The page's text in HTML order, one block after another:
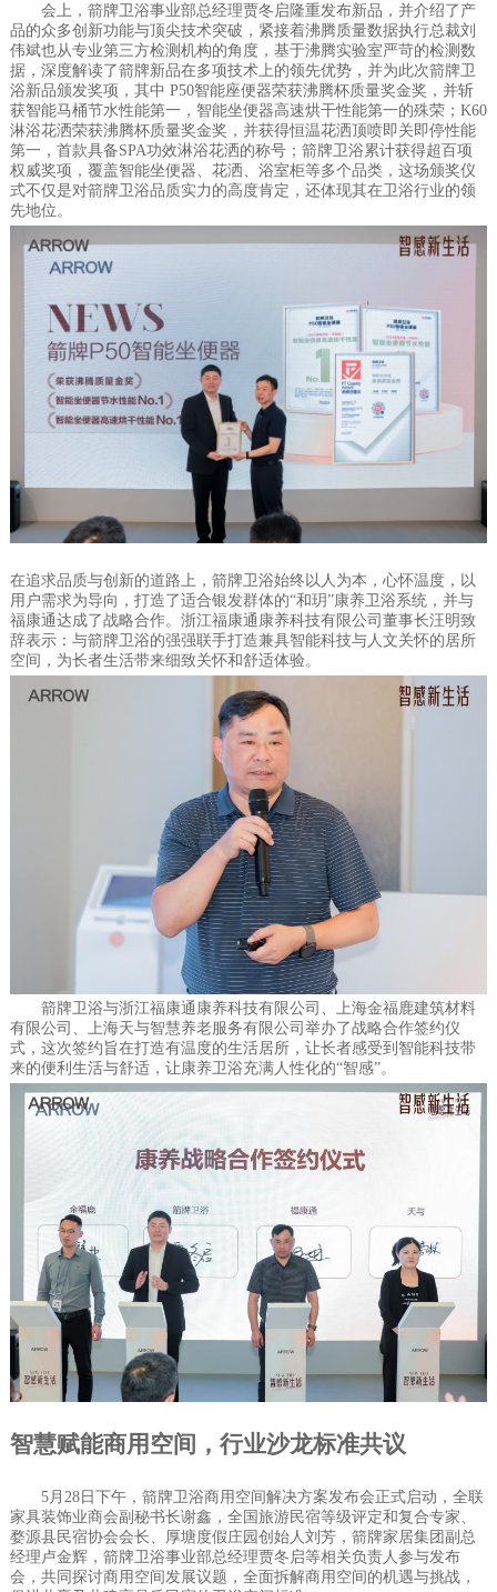
会上，箭牌卫浴事业部总经理贾冬启隆重发布新品，并介绍了产
品的众多创新功能与顶尖技术突破，紧接着沸腾质量数据执行总裁刘
伟斌也从专业第三方检测机构的角度，基于沸腾实验室严苛的检测数
据，深度解读了箭牌新品在多项技术上的领先优势，并为此次箭牌卫
浴新品颁发奖项，其中 P50智能座便器荣获沸腾杯质量奖金奖，并斩
获智能马桶节水性能第一，智能坐便器高速烘干性能第一的殊荣；K60
淋浴花洒荣获沸腾杯质量奖金奖，并获得恒温花洒顶喷即关即停性能
第一，首款具备SPA功效淋浴花洒的称号；箭牌卫浴累计获得超百项
权威奖项，覆盖智能坐便器、花洒、浴室柜等多个品类，这场颁奖仪
式不仅是对箭牌卫浴品质实力的高度肯定，还体现其在卫浴行业的领
先地位。
在追求品质与创新的道路上，箭牌卫浴始终以人为本，心怀温度，以
用户需求为导向，打造了适合银发群体的“和玥”康养卫浴系统，并与
福康通达成了战略合作。浙江福康通康养科技有限公司董事长汪明致
辞表示：与箭牌卫浴的强强联手打造兼具智能科技与人文关怀的居所
空间，为长者生活带来细致关怀和舒适体验。
箭牌卫浴与浙江福康通康养科技有限公司、上海金福鹿建筑材料
有限公司、上海天与智慧养老服务有限公司举办了战略合作签约仪
式，这次签约旨在打造有温度的生活居所，让长者感受到智能科技带
来的便利生活与舒适，让康养卫浴充满人性化的“智感”。
智慧赋能商用空间 ， 行业沙龙标准共议
5月28日下午，箭牌卫浴商用空间解决方案发布会正式启动，全联
家具装饰业商会副秘书长谢鑫，全国旅游民宿等级评定和复合专家、
婺源县民宿协会会长、厚塘度假庄园创始人刘芳，箭牌家居集团副总
经理卢金辉，箭牌卫浴事业部总经理贾冬启等相关负责人参与发布
会，共同探讨商用空间发展议题，全面拆解商用空间的机遇与挑战，